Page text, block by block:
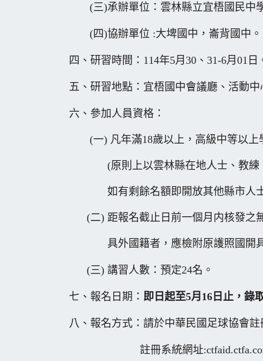
(三)承辦單位：雲林縣立宜梧國民中
(四)協辦單位 :大埤國中，崙背國中。
四、研習時間：114年5月30、31-6月01日
五、研習地點：宜梧國中會議廳、活動中
六、參加人員資格：
(一) 凡年滿18歲以上，高級中等以上
(原則上以雲林縣在地人士、教練、
如有剩餘名額即開放其他縣市人士
(二) 距報名截止日前一個月内核發之
具外國籍者，應檢附原護照國開
(三) 講習人數：預定24名。
七、報名日期： 即日起至5月16日止，錄
八、報名方式：請於中華民國足球協會
註冊系統網址